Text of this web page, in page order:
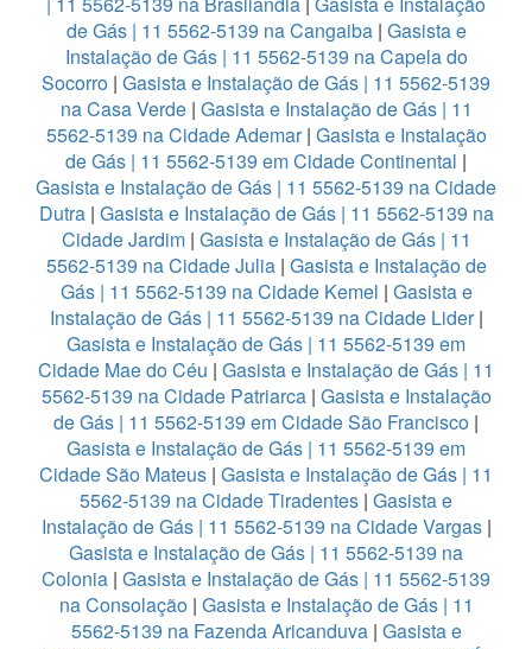
de Gás | 11 5562-5139 na Cangaiba| Gasista e
Instalação de Gás | 11 5562-5139 na Capela do
Socorro | Gasista e Instalação de Gás | 11 5562-5139
na Casa Verde| Gasista e Instalação de Gás | 11
5562-5139 na Cidade Ademar| Gasista e Instalação
de Gás | 11 5562-5139 em Cidade Continental |
Gasista e Instalação de Gás | 11 5562-5139 na Cidade
Dutra | Gasista e Instalação de Gás | 11 5562-5139 na
Cidade Jardim| Gasista e Instalação de Gás | 11
5562-5139 na Cidade Julia | Gasista e Instalação de
Gás | 11 5562-5139 na Cidade Kemel | Gasista e
Instalação de Gás | 11 5562-5139 na Cidade Lider|
Gasista e Instalação de Gás | 11 5562-5139 em
Cidade Mae do Céu | Gasista e Instalação de Gás | 11
5562-5139 na Cidade Patriarca| Gasista e Instalação
de Gás | 11 5562-5139 em Cidade São Francisco |
Gasista e Instalação de Gás | 11 5562-5139 em
Cidade São Mateus | Gasista e Instalação de Gás | 11
5562-5139 na Cidade Tiradentes | Gasista e
Instalação de Gás | 11 5562-5139 na Cidade Vargas |
Gasista e Instalação de Gás | 11 5562-5139 na
Colonia | Gasista e Instalação de Gás | 11 5562-5139
na Consolação | Gasista e Instalação de Gás | 11
5562-5139 na Fazenda Aricanduva| Gasista e